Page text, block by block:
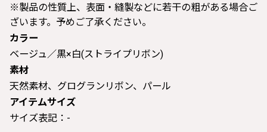
※製品の性質上、表面・縫製などに若干の粗がある場合ご
ざいます。予めご了承ください。
カラー
ベージュ／黒×白(ストライプリボン)
素材
天然素材、グログランリボン、パール
アイテムサイズ
サイズ表記：-